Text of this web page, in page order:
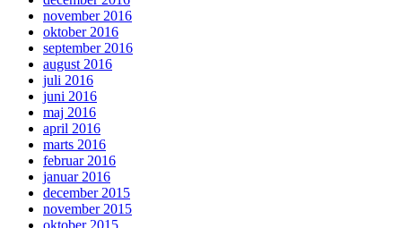
november 2016
oktober 2016
september 2016
august 2016
juli 2016
juni 2016
maj 2016
april 2016
marts 2016
februar 2016
januar 2016
december 2015
november 2015
oktober 2015